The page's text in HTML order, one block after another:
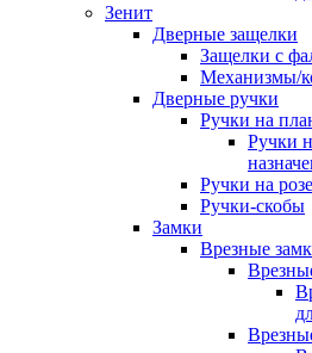
Зенит
Дверные защелки
Защелки с
Механизмы/
Дверные ручки
Ручки на
Ручки
Ручки на
Ручки-скобы
Замки
Врезные